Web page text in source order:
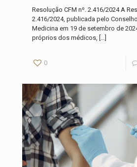
Resolução CFM nº. 2.416/2024 A
2.416/2024, publicada pelo
Medicina em 19 de setembro de
próprios dos médicos, […]
0